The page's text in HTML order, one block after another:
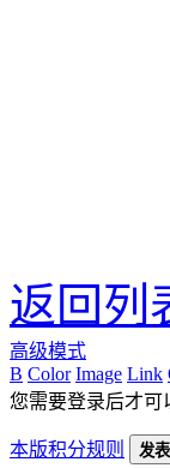
返回列
高级模式
B Color Image Link
您需要登录后才可
本版积分规则 发